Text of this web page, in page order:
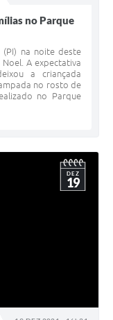
no Parque
na noite deste
A expectativa
a criançada
no rosto de
no Parque
DEZ
19